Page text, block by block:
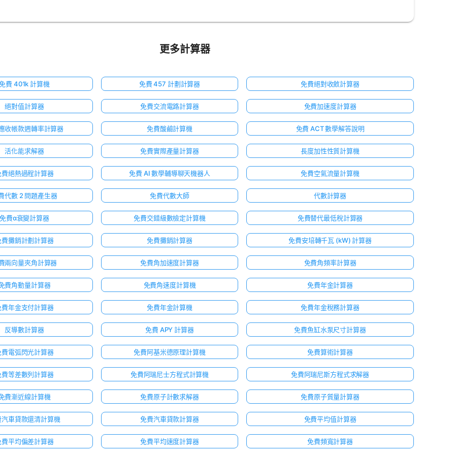
更多計算器
費 401k 計算機 免費 457 計劃計算器 免費絕對收斂計算器
絕對值計算器 免費交流電路計算器 免費加速度計算器
收帳款週轉率計算器 免費酸鹼計算機 免費 ACT 數學解答說明
活化能求解器 免費實際產量計算器 長度加性性質計算機
費絕熱過程計算器 免費 AI 數學輔導聊天機器人 免費空氣流量計算機
代數 2 問題產生器 免費代數大師 代數計算器
免費α衰變計算器 免費交錯級數檢定計算機 免費替代最低稅計算器
費攤銷計劃計算器 免費攤銷計算器 免費安培轉千瓦 (kW) 計算器
兩向量夾角計算器 免費角加速度計算器 免費角頻率計算器
費角動量計算器 免費角速度計算機 免費年金計算器
費年金支付計算器 免費年金計算機 免費年金稅務計算器
反導數計算器 免費 APY 計算器 免費魚缸水泵尺寸計算器
費電弧閃光計算器 免費阿基米德原理計算機 免費算術計算器
費等差數列計算器 免費阿瑞尼士方程式計算機 免費阿瑞尼斯方程式求解器
費漸近線計算機 免費原子計數求解器 免費原子質量計算器
汽車貸款還清計算機 免費汽車貸款計算器 免費平均值計算器
費平均偏差計算器 免費平均速度計算器 免費頻寬計算器